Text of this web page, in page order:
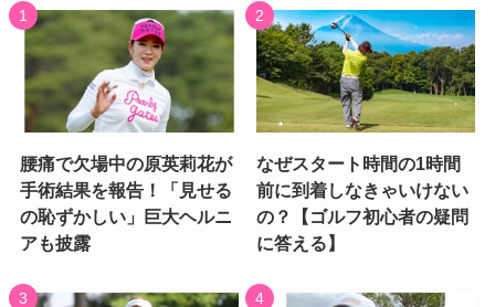
腰痛で欠場中の原英莉花が
手術結果を報告！「見せる
の恥ずかしい」巨大ヘルニ
アも披露
なぜスタート時間の1時間
前に到着しなきゃいけない
の？【ゴルフ初心者の疑問
に答える】